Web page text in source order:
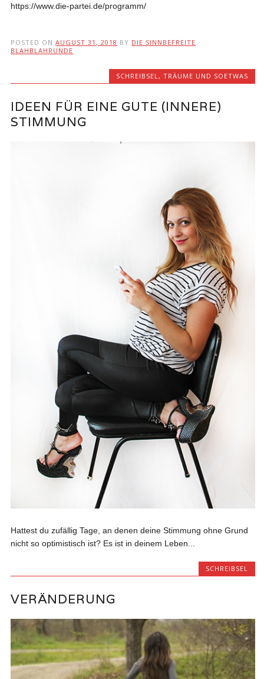
https://www.die-partei.de/programm/
POSTED ONAUGUST 31, 2018 BY DIE SINNBEFREITE
BLAHBLAHRUNDE
SCHREIBSEL , TRÄUME UND SOETWAS
IDEEN FÜR EINE GUTE (INNERE)
STIMMUNG
Hattest du zufällig Tage, an denen deine Stimmung ohne Grund
nicht so optimistisch ist? Es ist in deinem Leben...
SCHREIBSEL
VERÄNDERUNG